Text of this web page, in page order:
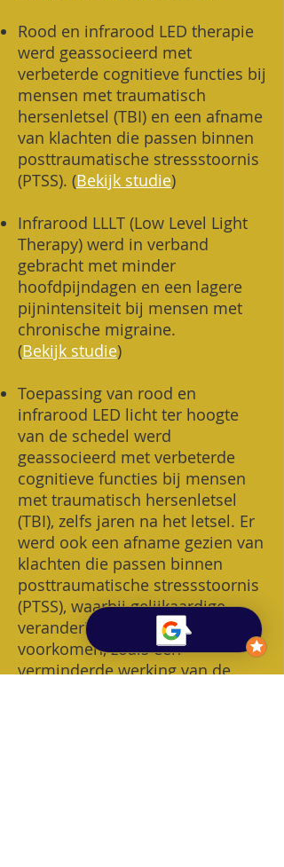
Rood en infrarood LED therapie
werd geassocieerd met
verbeterde cognitieve functies bij
mensen met traumatisch
hersenletsel (TBI) en een afname
van klachten die passen binnen
posttraumatische stressstoornis
(PTSS). (Bekijk studie)
Infrarood LLLT (Low Level Light
Therapy) werd in verband
gebracht met minder
hoofdpijndagen en een lagere
pijnintensiteit bij mensen met
chronische migraine.
(Bekijk studie)
Toepassing van rood en
infrarood LED licht ter hoogte
van de schedel werd
geassocieerd met verbeterde
cognitieve functies bij mensen
met traumatisch hersenletsel
(TBI), zelfs jaren na het letsel. Er
werd ook een afname gezien van
klachten die passen binnen
posttraumatische stressstoornis
(PTSS), waarbij gelijkaardige
veranderingen in de hersenen
voorkomen, zoals een
verminderde werking van de